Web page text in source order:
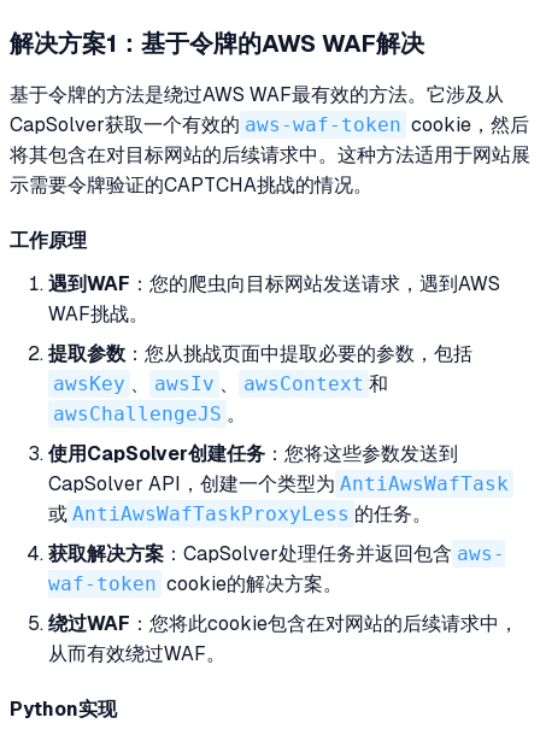
解决方案1：基于令牌的AWS WAF解决
基于令牌的方法是绕过AWS WAF最有效的方法。它涉及从
CapSolver获取一个有效的 aws-waf-token cookie，然后
将其包含在对目标网站的后续请求中。这种方法适用于网站展
示需要令牌验证的CAPTCHA挑战的情况。
工作原理
遇到WAF ：您的爬虫向目标网站发送请求，遇到AWS
WAF挑战。
提取参数 ：您从挑战页面中提取必要的参数，包括
awsKey 、 awsIv 、 awsContext 和
awsChallengeJS 。
使用CapSolver创建任务 ：您将这些参数发送到
CapSolver API，创建一个类型为 AntiAwsWafTask
或 AntiAwsWafTaskProxyLess 的任务。
获取解决方案 ：CapSolver处理任务并返回包含 aws-
waf-token cookie的解决方案。
绕过WAF ：您将此cookie包含在对网站的后续请求中，
从而有效绕过WAF。
Python实现